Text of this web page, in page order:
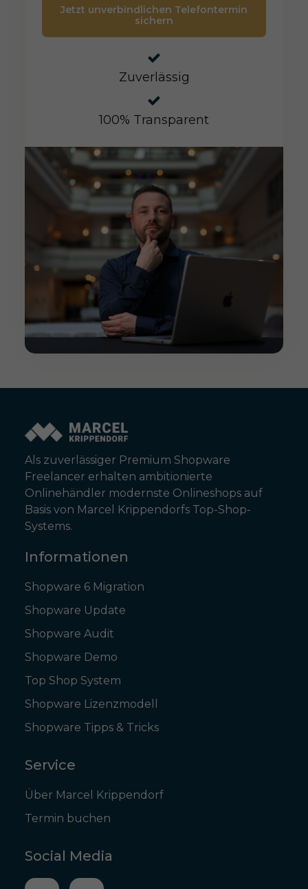
Jetzt unverbindlichen Telefontermin
sichern
Zuverlässig
100% Transparent
Als zuverlässiger Premium Shopware
Freelancer erhalten ambitionierte
Onlinehändler modernste Onlineshops auf
Basis von Marcel Krippendorfs Top-Shop-
Systems.
Informationen
Shopware 6 Migration
Shopware Update
Shopware Audit
Shopware Demo
Top Shop System
Shopware Lizenzmodell
Shopware Tipps & Tricks
Service
Über Marcel Krippendorf
Termin buchen
Social Media